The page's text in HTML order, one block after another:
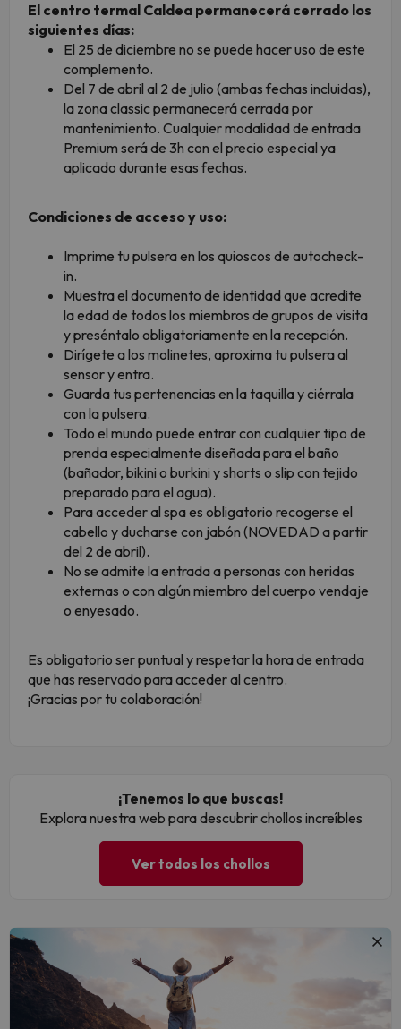
El centro termal Caldea permanecerá cerrado los
siguientes días:
El 25 de diciembre no se puede hacer uso de este
complemento.
Del 7 de abril al 2 de julio (ambas fechas incluidas),
la zona classic permanecerá cerrada por
mantenimiento. Cualquier modalidad de entrada
Premium será de 3h con el precio especial ya
aplicado durante esas fechas.
Condiciones de acceso y uso:
Imprime tu pulsera en los quioscos de autocheck-
in.
Muestra el documento de identidad que acredite
la edad de todos los miembros de grupos de visita
y preséntalo obligatoriamente en la recepción.
Dirígete a los molinetes, aproxima tu pulsera al
sensor y entra.
Guarda tus pertenencias en la taquilla y ciérrala
con la pulsera.
Todo el mundo puede entrar con cualquier tipo de
prenda especialmente diseñada para el baño
(bañador, bikini o burkini y shorts o slip con tejido
preparado para el agua).
Para acceder al spa es obligatorio recogerse el
cabello y ducharse con jabón (NOVEDAD a partir
del 2 de abril).
No se admite la entrada a personas con heridas
externas o con algún miembro del cuerpo vendaje
o enyesado.
Es obligatorio ser puntual y respetar la hora de entrada
que has reservado para acceder al centro.
¡Gracias por tu colaboración!
¡Tenemos lo que buscas!
Explora nuestra web para descubrir chollos increíbles
Ver todos los chollos